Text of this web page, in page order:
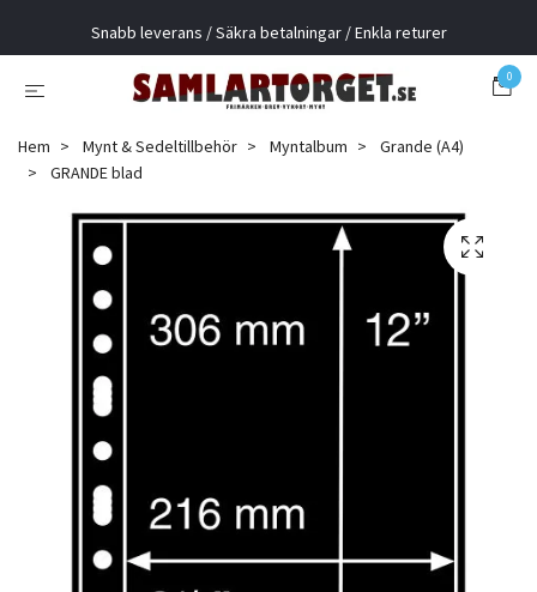
Snabb leverans / Säkra betalningar / Enkla returer
0
Hem Mynt & Sedeltillbehör Myntalbum
Grande (A4)
GRANDE blad